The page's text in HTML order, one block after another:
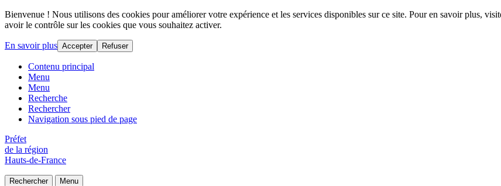
Bienvenue ! Nous utilisons des cookies pour améliorer votre expérience et les services disponibles sur ce site. Pour en savoir plus,
avoir le contrôle sur les cookies que vous souhaitez activer.
En savoir plus Accepter Refuser
Contenu principal
Menu
Menu
Recherche
Rechercher
Navigation sous pied de page
Préfet
de la région
Hauts-de-France
Rechercher Menu